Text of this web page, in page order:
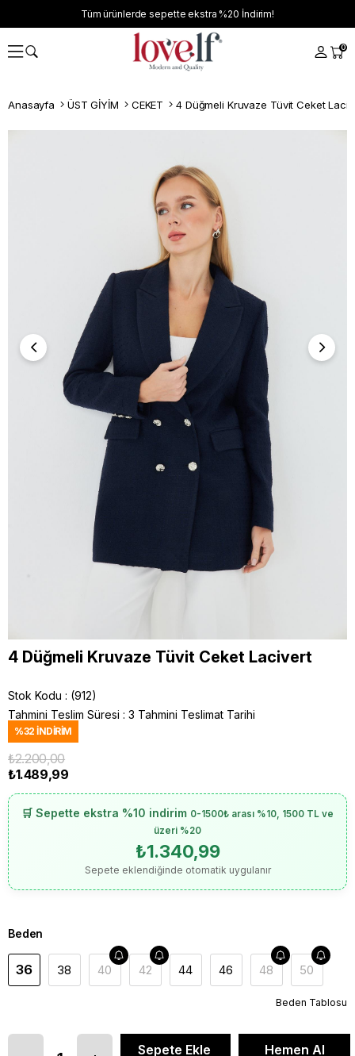
Tüm ürünlerde sepette ekstra %20 İndirim!
0
Anasayfa ÜST GİYİM CEKET 4 Düğmeli Kruvaze Tüvit Ceket
4 Düğmeli Kruvaze Tüvit Ceket Lacivert
Stok Kodu
(912)
Tahmini Teslim Süresi : 3 Tahmini Teslimat Tarihi
%32 İNDIRIM
₺2.200,00
₺1.489,99
🛒 Sepette ekstra %10 indirim 0-1500₺ arası %10, 1500 TL ve
üzeri %20
₺1.340,99
Sepete eklendiğinde otomatik uygulanır
Beden
36 38 40 42 44 46 48 50
Beden Tablosu